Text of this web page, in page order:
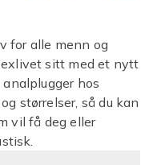
for alle menn og
sitt med et nytt
hos
størrelser, så du kan
vil få deg eller